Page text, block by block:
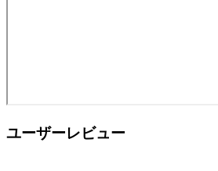
ユーザーレビュー